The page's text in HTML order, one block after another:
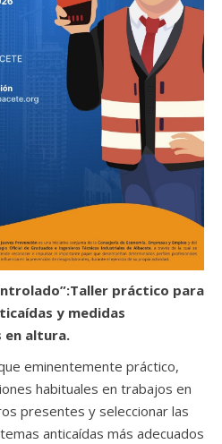
práctico para
y medidas
en altura.
eminentemente práctico,
habituales en trabajos en
presentes y seleccionar las
anticaídas más adecuados